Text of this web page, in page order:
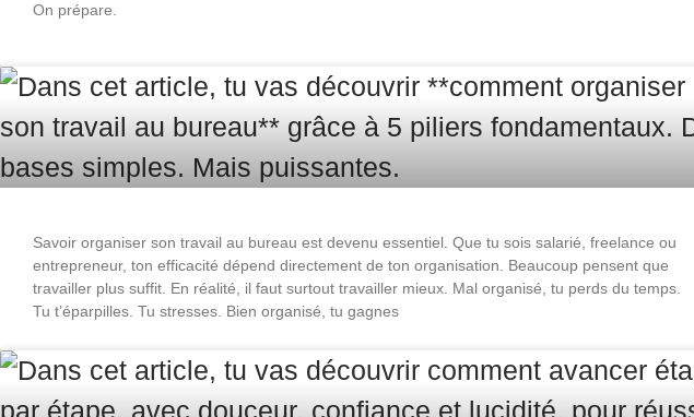
On prépare.
Savoir organiser son travail au bureau est devenu essentiel. Que tu sois salarié, freelance ou
entrepreneur, ton efficacité dépend directement de ton organisation. Beaucoup pensent que
travailler plus suffit. En réalité, il faut surtout travailler mieux. Mal organisé, tu perds du temps.
Tu t’éparpilles. Tu stresses. Bien organisé, tu gagnes